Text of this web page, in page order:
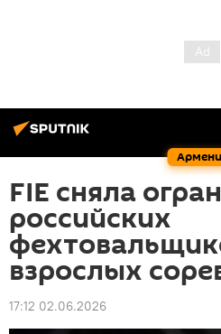
FIE сняла
российских
взрослых
17:12 02.06.2026